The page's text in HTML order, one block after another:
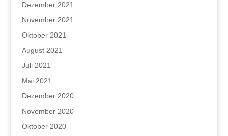
Dezember 2021
November 2021
Oktober 2021
August 2021
Juli 2021
Mai 2021
Dezember 2020
November 2020
Oktober 2020